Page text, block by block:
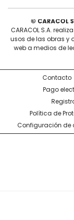
© CARACOL
CARACOL S.A.
usos de las obras y
web a medios de
Contacto
Pago
Política de
Configuración de